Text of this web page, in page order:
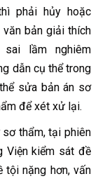
phải hủy hoặc
bản giải thích
sai lầm nghiêm
dẫn cụ thể trong
sửa bản án sơ
để xét xử lại.
sơ thẩm, tại phiên
Viện kiểm sát đề
tội nặng hơn, vấn